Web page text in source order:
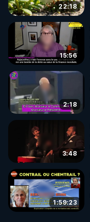
22:18
15:56
2:18
3:48
1:59:23